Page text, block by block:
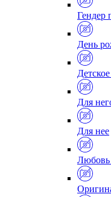
Гендер
День
Для
Для нее
Любовь